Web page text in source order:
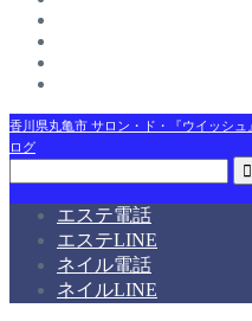
香川県丸亀市 サロン・ド・『ウイッシ
ログ
エステ電話
エステLINE
ネイル電話
ネイルLINE